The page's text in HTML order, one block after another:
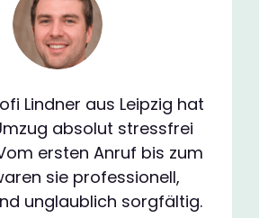
Lindner aus Leipzig hat
absolut stressfrei
ersten Anruf bis zum
sie professionell,
unglaublich sorgfältig.